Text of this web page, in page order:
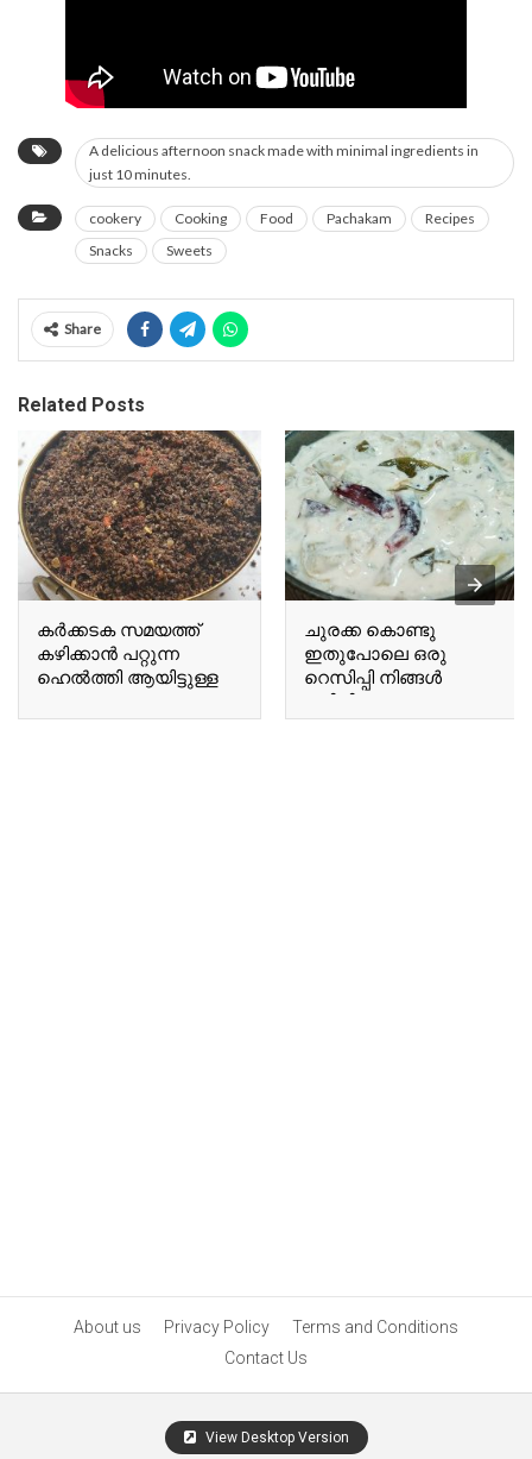
A delicious afternoon snack made with minimal ingredients in
just 10 minutes.
cookery Cooking Food Pachakam
Recipes
Snacks
Sweets
Share
Related Posts
കർക്കടക സമയത്ത്
കഴിക്കാൻ പറ്റുന്ന
ഹെൽത്തി ആയിട്ടുള്ള
suitable for
ചുരക്ക കൊണ്ടു
ഇതുപോലെ ഒരു
റെസിപ്പി നിങ്ങൾ
ever tried a recipe like
About us Privacy Policy
Terms and Conditions
Contact Us
View Desktop Version